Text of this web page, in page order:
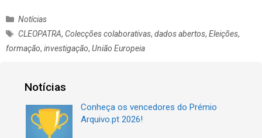
C
a
e
Notícias
E
t
CLEOPATRA, Colecções colaborativas,dados abertos,Eleições,
formação, investigação, União Europeia
Notícias
Conheça os vencedores do Prémio
Arquivo.pt 2026!